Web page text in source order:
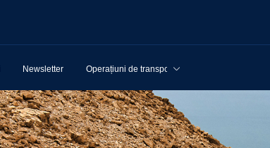
Newsletter Operațiuni de transport